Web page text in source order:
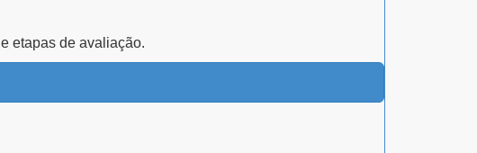
etapas de avaliação.